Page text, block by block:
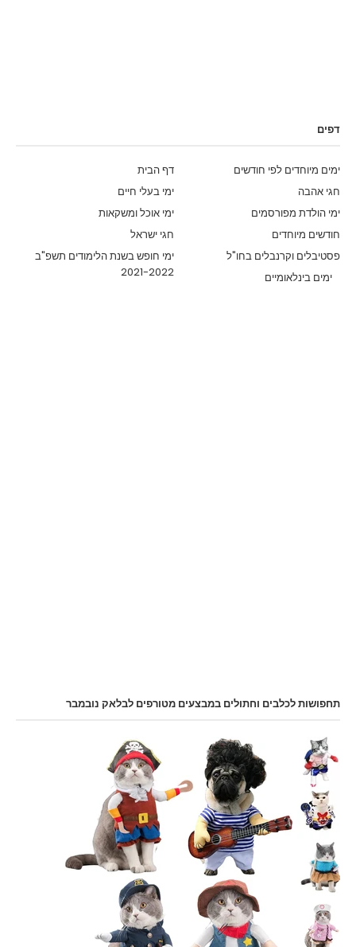
דפים
דף הבית
ימים מיוחדים לפי חודשים
ימי בעלי חיים
חגי אהבה
ימי אוכל ומשקאות
ימי הולדת מפורסמים
חגי ישראל
חודשים מיוחדים
ימי חופש בשנת הלימודים תשפ"ב
2021-2022
פסטיבלים וקרנבלים בחו"ל
ימים בינלאומיים
תחפושות לכלבים וחתולים במבצעים מטורפים לבלאק נובמבר